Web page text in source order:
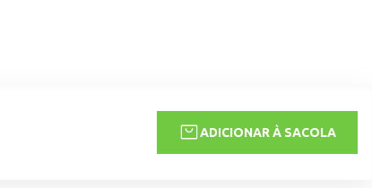
ADICIONAR À SACOLA